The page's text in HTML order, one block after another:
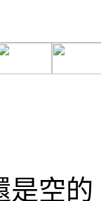
是空的